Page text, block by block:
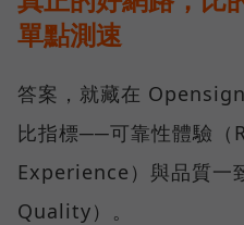
單點測速
答案，就藏在
比指標──可靠性體驗
Experience）與品質
Quality）。